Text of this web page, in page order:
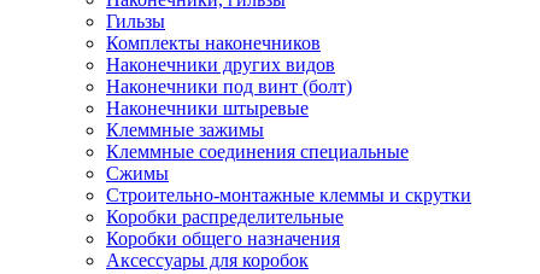
Гильзы
Комплекты наконечников
Наконечники других видов
Наконечники под винт (болт)
Наконечники штыревые
Клеммные зажимы
Клеммные соединения специальные
Сжимы
Строительно-монтажные клеммы и скрутки
Коробки распределительные
Коробки общего назначения
Аксессуары для коробок